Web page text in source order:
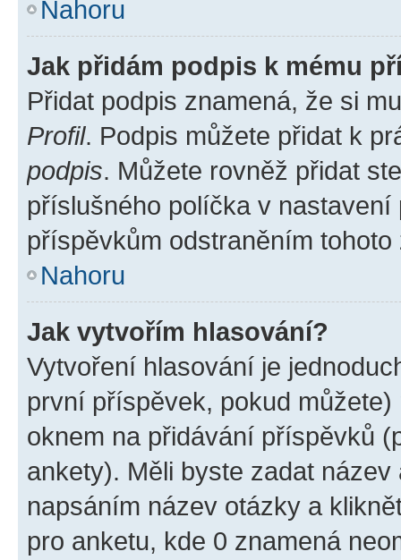
Nahoru
Jak přidám podpis k mému
Přidat podpis znamená, že si
Profil. Podpis můžete přidat k
podpis. Můžete rovněž přidat
příslušného políčka v
příspěvkům odstraněním
Nahoru
Jak vytvořím hlasování?
Vytvoření hlasování je
první příspěvek, pokud
oknem na přidávání příspěvků
ankety). Měli byste zadat
napsáním název otázky a
pro anketu, kde 0 znamená